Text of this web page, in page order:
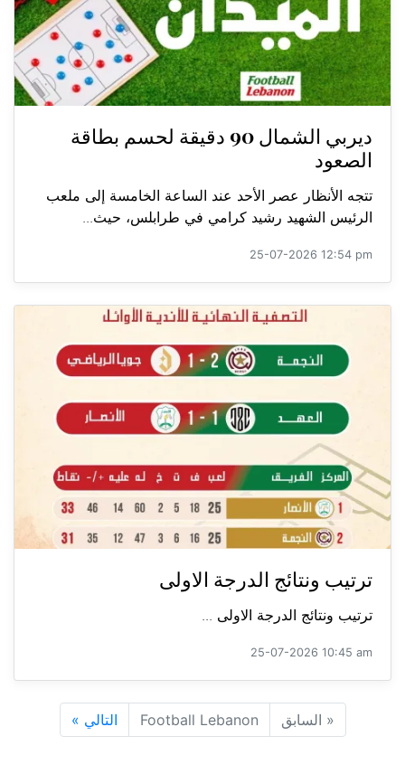
ديربي الشمال 90 دقيقة لحسم بطاقة
الصعود
تتجه الأنظار عصر الأحد عند الساعة الخامسة إلى ملعب
الرئيس الشهيد رشيد كرامي في طرابلس، حيث...
25-07-2026 12:54 pm
ترتيب ونتائج الدرجة الاولى
ترتيب ونتائج الدرجة الاولى ...
25-07-2026 10:45 am
« السابق Football Lebanon التالي »